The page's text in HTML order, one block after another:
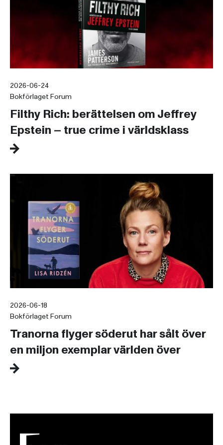
2026-06-24
Bokförlaget Forum
Filthy Rich: berättelsen om Jeffrey
Epstein – true crime i världsklass
2026-06-18
Bokförlaget Forum
Tranorna flyger söderut har sålt över
en miljon exemplar världen över